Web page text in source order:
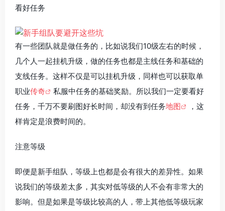
看好任务
有一些团队就是做任务的，比如说我们10级左右的时候，
几个人一起挂机升级，做的任务也都是主线任务和基础的
支线任务。这样不仅是可以挂机升级，同样也可以获取单
职业传奇
私服中任务的基础奖励。所以我们一定要看好
任务，千万不要刷图好长时间，却没有到任务地图
，这
样肯定是浪费时间的。
注意等级
即便是新手组队，等级上也都是会有很大的差异性。如果
说我们的等级差太多，其实对低等级的人不会有非常大的
影响。但是如果是等级比较高的人，带上其他低等级玩家